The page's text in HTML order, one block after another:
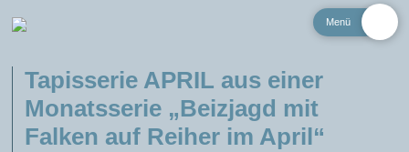
Menü
Tapisserie APRIL aus einer
Monatsserie „Beizjagd mit
Falken auf Reiher im April“